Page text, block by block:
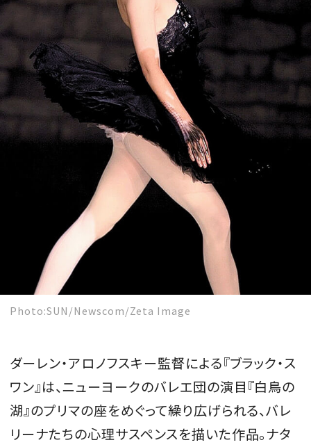
Photo:SUN/Newscom/Zeta Image
ダーレン・アロノフスキー監督による『ブラック・ス
ワン』は、ニューヨークのバレエ団の演目『白鳥の
湖』のプリマの座をめぐって繰り広げられる、バレ
リーナたちの心理サスペンスを描いた作品。ナタ